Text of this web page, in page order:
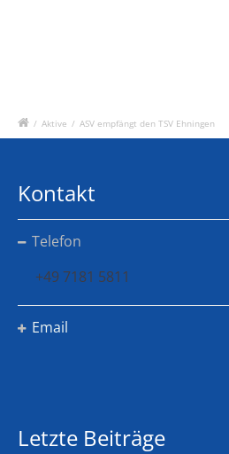
/ Aktive / ASV empfängt den TSV Ehningen
Kontakt
Telefon
+49 7181 5811
Email
Letzte Beiträge